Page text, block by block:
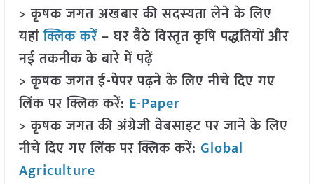
> कृषक जगत अखबार की सदस्यता लेने के लिए
यहांक्लिक करें– घर बैठे विस्तृत कृषि पद्धतियों और
नई तकनीक के बारे में पढ़ें
> कृषक जगत ई-पेपर पढ़ने के लिए नीचे दिए गए
लिंक पर क्लिक करें: E-Paper
> कृषक जगत की अंग्रेजी वेबसाइट पर जाने के लिए
नीचे दिए गए लिंक पर क्लिक करें: Global
Agriculture